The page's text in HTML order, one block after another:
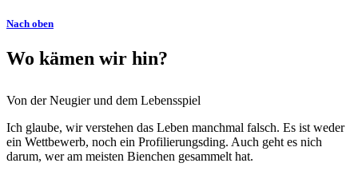
Nach oben
Wo kämen wir hin?
Von der Neugier und dem Lebensspiel
Ich glaube, wir verstehen das Leben manchmal falsch. Es ist weder
ein Wettbewerb, noch ein Profilierungsding. Auch geht es nich
darum, wer am meisten Bienchen gesammelt hat.